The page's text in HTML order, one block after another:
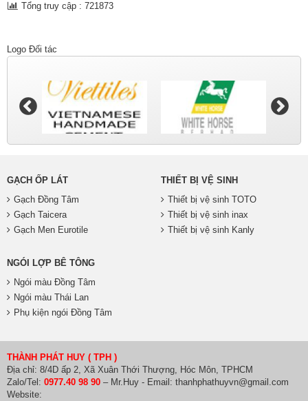
Tổng truy cập : 721873
Logo Đối tác
GẠCH ỐP LÁT
Gạch Đồng Tâm
Gạch Taicera
Gạch Men Eurotile
THIẾT BỊ VỆ SINH
Thiết bị vệ sinh TOTO
Thiết bị vệ sinh inax
Thiết bị vệ sinh Kanly
NGÓI LỢP BÊ TÔNG
Ngói màu Đồng Tâm
Ngói màu Thái Lan
Phụ kiện ngói Đồng Tâm
THÀNH PHÁT HUY ( TPH )
Địa chỉ: 8/4D ấp 2, Xã Xuân Thới Thượng, Hóc Môn, TPHCM
Zalo/Tel: 0977.40 98 90 – Mr.Huy - Email: thanhphathuyvn@gmail.com
Website: